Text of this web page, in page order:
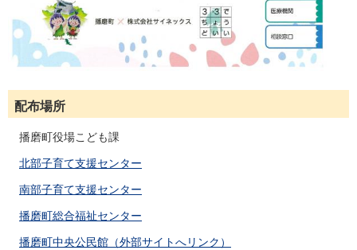
配布場所
播磨町役場こども課
北部子育て支援センター
南部子育て支援センター
播磨町総合福祉センター
播磨町中央公民館（外部サイトへリンク）